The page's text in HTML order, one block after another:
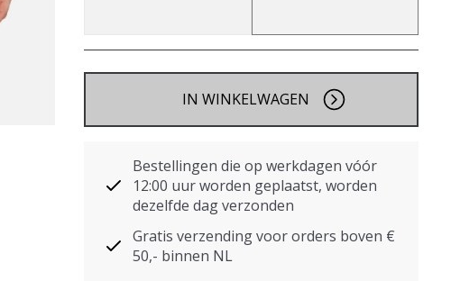
IN WINKELWAGEN
Bestellingen die op werkdagen vóór
12:00 uur worden geplaatst, worden
dezelfde dag verzonden
Gratis verzending voor orders boven €
50,- binnen NL